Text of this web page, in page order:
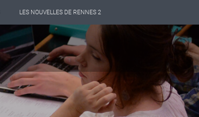
LES NOUVELLES DE RENNES 2